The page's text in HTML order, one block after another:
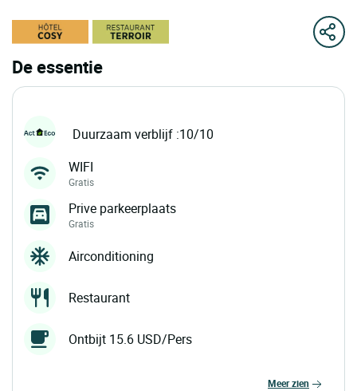
De essentie
Duurzaam verblijf :10/10
WIFI
Gratis
Prive parkeerplaats
Gratis
Airconditioning
Restaurant
Ontbijt 15.6 USD/Pers
meer zien